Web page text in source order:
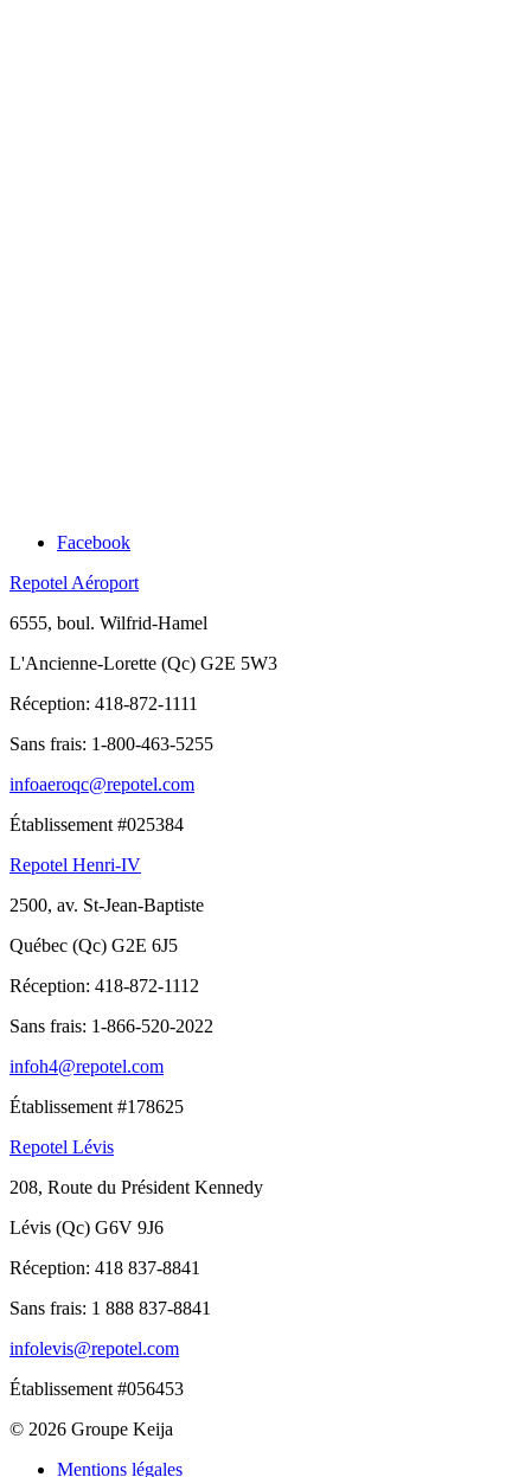
Facebook
Repotel Aéroport
6555, boul. Wilfrid-Hamel
L'Ancienne-Lorette (Qc) G2E 5W3
Réception: 418-872-1111
Sans frais: 1-800-463-5255
infoaeroqc@repotel.com
Établissement #025384
Repotel Henri-IV
2500, av. St-Jean-Baptiste
Québec (Qc) G2E 6J5
Réception: 418-872-1112
Sans frais: 1-866-520-2022
infoh4@repotel.com
Établissement #178625
Repotel Lévis
208, Route du Président Kennedy
Lévis (Qc) G6V 9J6
Réception: 418 837-8841
Sans frais: 1 888 837-8841
infolevis@repotel.com
Établissement #056453
© 2026 Groupe Keija
Mentions légales